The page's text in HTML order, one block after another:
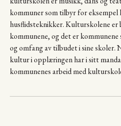
kommuner som tilbyr for
husflidsteknikker. Kulturskolene er
kommunene, og det er
og omfang av tilbudet i sine
kultur i opplæringen har i sitt
kommunenes arbeid med